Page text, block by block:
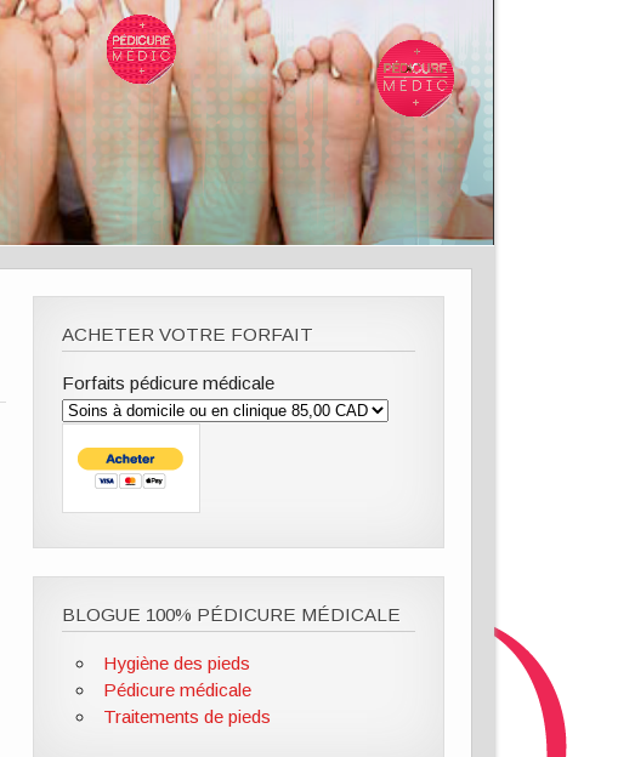
ACHETER VOTRE FORFAIT
Forfaits pédicure médicale
BLOGUE 100% PÉDICURE MÉDICALE
Hygiène des pieds
Pédicure médicale
Traitements de pieds